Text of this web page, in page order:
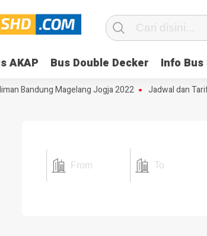
AKAP Bus Double Decker Info Bus
Bandung Magelang Jogja 2022 Jadwal dan